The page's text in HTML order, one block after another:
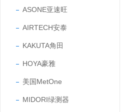
ASONE亚速旺
AIRTECH安泰
KAKUTA角田
HOYA豪雅
美国MetOne
MIDORI绿测器